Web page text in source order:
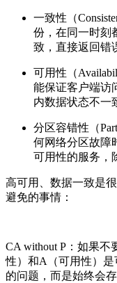
一致性（
份，在同一时刻
致，直接返回错
可用性（
能保证客户端访
内数据状态不一
分区容错性（
何网络分区故障
可用性的服务，
高可用、数据一致是
避免的事情：
CA without P：如果不
性）和A（可用性）
的问题，而是始终会